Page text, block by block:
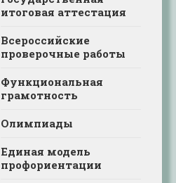
итоговая аттестация
Всероссийские
проверочные работы
Функциональная
грамотность
Олимпиады
Единая модель
профориентации